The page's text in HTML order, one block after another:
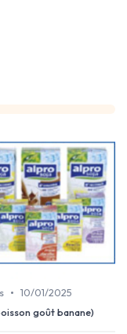
• 10/01/2025
goût banane)